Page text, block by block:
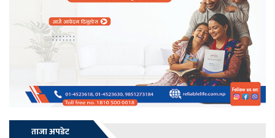
ताजा अपडेट